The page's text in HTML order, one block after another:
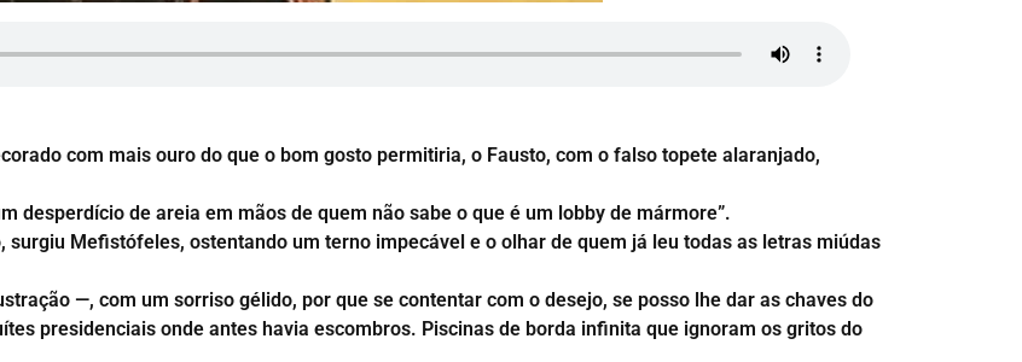
com mais ouro do que o bom gosto permitiria, o Fausto, com o falso topete alaranjado,
desperdício de areia em mãos de quem não sabe o que é um lobby de mármore”.
Mefistófeles, ostentando um terno impecável e o olhar de quem já leu todas as letras miúdas
—, com um sorriso gélido, por que se contentar com o desejo, se posso lhe dar as chaves do
presidenciais onde antes havia escombros. Piscinas de borda infinita que ignoram os gritos do